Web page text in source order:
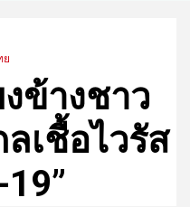
ย
งข้างชาว
เชื้อไวรัส